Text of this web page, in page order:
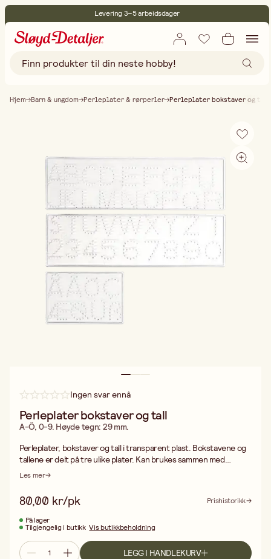
Levering 3–5 arbeidsdager
Fri frakt ved kjøp over 499:-
Hjem Barn & ungdom Perleplater & rørperler Perleplater bokstaver og tall
Ingen svar ennå
Perleplater bokstaver og tall
A-Ö, 0-9. Høyde tegn: 29 mm.
Perleplater, bokstaver og tall i transparent plast. Bokstavene og
tallene er delt på tre ulike plater. Kan brukes sammen med
mønsterkort som følger med. A-Ø, 0-9. Høyde tegn: 29 mm.
spesialtegn 1 mønsterkort Se gjerne vårt øvrige sortiment av
rørperler, gavesett, perleplater/piggplater, mønsterkort m.m.
Les mer
80,00 kr/pk
Prishistorikk
På lager
Tilgjengelig i butikk Vis butikkbeholdning
LEGG I HANDLEKURV